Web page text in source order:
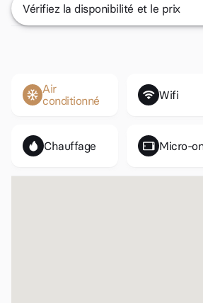
Vérifiez la disponibilité et le prix
Air
conditionné
Wifi
Chauffage Micro-